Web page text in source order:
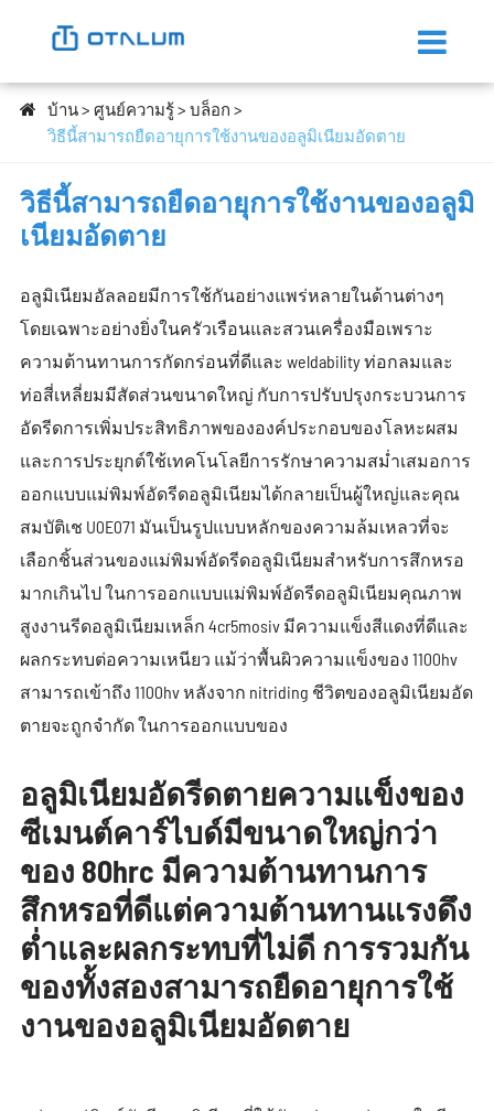
บ้าน ศูนย์ความรู้
บล็อก
วิธีนี้สามารถยืดอายุการใช้งานของอลูมิเนียมอัดตาย
วิธีนี้สามารถยืดอายุการใช้งานของอลูมิ
เนียมอัดตาย
อลูมิเนียมอัลลอยมีการใช้กันอย่างแพร่หลายในด้านต่างๆ
โดยเฉพาะอย่างยิ่งในครัวเรือนและสวนเครื่องมือเพราะ
ความต้านทานการกัดกร่อนที่ดีและ weldability ท่อกลมและ
ท่อสี่เหลี่ยมมีสัดส่วนขนาดใหญ่ กับการปรับปรุงกระบวนการ
อัดรีดการเพิ่มประสิทธิภาพขององค์ประกอบของโลหะผสม
และการประยุกต์ใช้เทคโนโลยีการรักษาความสม่ำเสมอการ
ออกแบบแม่พิมพ์อัดรีดอลูมิเนียมได้กลายเป็นผู้ใหญ่และคุณ
สมบัติเช U0E071 มันเป็นรูปแบบหลักของความล้มเหลวที่จะ
เลือกชิ้นส่วนของแม่พิมพ์อัดรีดอลูมิเนียมสำหรับการสึกหรอ
มากเกินไป ในการออกแบบแม่พิมพ์อัดรีดอลูมิเนียมคุณภาพ
สูงงานรีดอลูมิเนียมเหล็ก 4cr5mosiv มีความแข็งสีแดงที่ดีและ
ผลกระทบต่อความเหนียว แม้ว่าพื้นผิวความแข็งของ 1100hv
สามารถเข้าถึง 1100hv หลังจาก nitriding ชีวิตของอลูมิเนียมอัด
ตายจะถูกจำกัด ในการออกแบบของ
อลูมิเนียมอัดรีดตายความแข็งของ
ซีเมนต์คาร์ไบด์มีขนาดใหญ่กว่า
ของ 80hrc มีความต้านทานการ
สึกหรอที่ดีแต่ความต้านทานแรงดึง
ต่ำและผลกระทบที่ไม่ดี การรวมกัน
ของทั้งสองสามารถยืดอายุการใช้
งานของอลูมิเนียมอัดตาย